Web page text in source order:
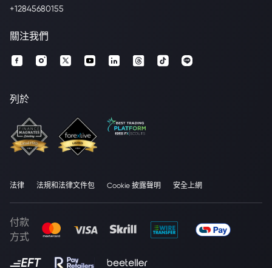
+12845680155
關注我們
列於
法律 法規和法律文件包 Cookie 披露聲明 安全上網
付款
方式